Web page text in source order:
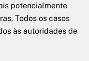
potencialmente
Todos os casos
às autoridades de